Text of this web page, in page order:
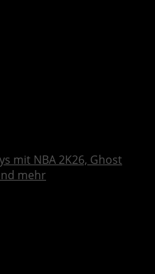
mit NBA 2K26, Ghost
mehr